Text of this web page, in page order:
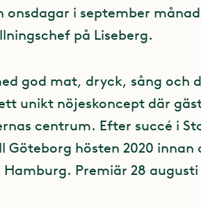
onsdagar i september
på Liseberg.
god mat, dryck, sång och
unikt nöjeskoncept där
centrum. Efter succé i
hösten 2020 innan
Hamburg. Premiär 28 augusti